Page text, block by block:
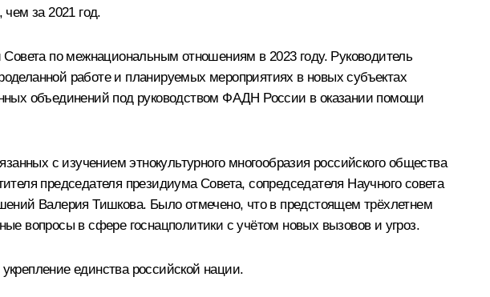
за 2021 год.
по межнациональным отношениям в 2023 году. Руководитель
работе и планируемых мероприятиях в новых субъектах
объединений под руководством ФАДН России в оказании помощи
с изучением этнокультурного многообразия российского общества
председателя президиума Совета, сопредседателя Научного совета
Валерия Тишкова. Было отмечено, что в предстоящем трёхлетнем
вопросы в сфере госнацполитики с учётом новых вызовов и угроз.
единства российской нации.